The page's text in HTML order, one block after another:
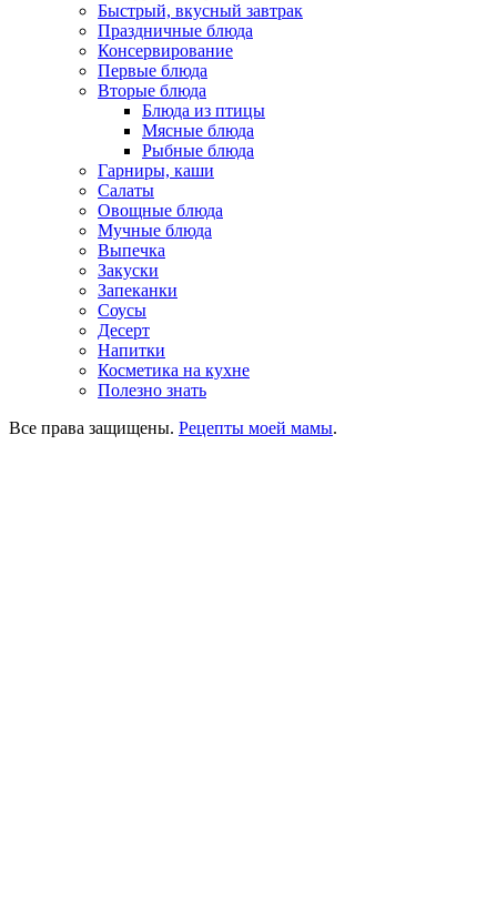
Быстрый, вкусный завтрак
Праздничные блюда
Консервирование
Первые блюда
Вторые блюда
Блюда из птицы
Мясные блюда
Рыбные блюда
Гарниры, каши
Салаты
Овощные блюда
Мучные блюда
Выпечка
Закуски
Запеканки
Соусы
Десерт
Напитки
Косметика на кухне
Полезно знать
Все права защищены. Рецепты моей мамы.